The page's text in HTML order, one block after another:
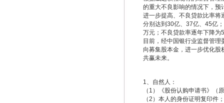
的重大不良影响的情况下，预
进一步提高、不良贷款比率
分别达到30亿、37亿、45亿
万元；不良贷款率逐年下降
目前，经中国银行业监督管
向募集股本金，进一步优化股
共赢未来。
1、自然人：
（1）《股份认购申请书》（
（2）本人的身份证明复印件；